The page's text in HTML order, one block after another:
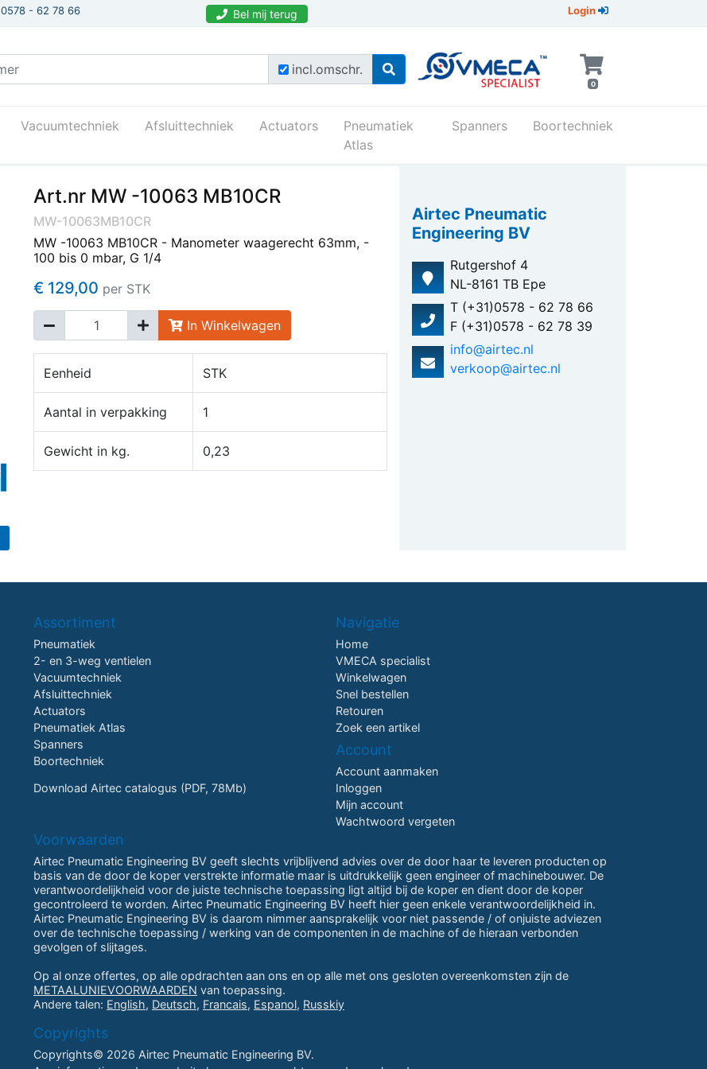
0578 - 62 78 66 Bel mij terug Login
incl.omschr.
0
Vacuumtechniek Afsluittechniek Actuators
Pneumatiek
Atlas
Spanners Boortechniek
Art.nr MW -10063 MB10CR
MW-10063MB10CR
MW -10063 MB10CR - Manometer waagerecht 63mm, -
100 bis 0 mbar, G 1/4
€ 129,00 per STK
In Winkelwagen
Eenheid STK
Aantal in verpakking 1
Gewicht in kg. 0,23
Airtec Pneumatic
Engineering BV
Rutgershof 4
NL-8161 TB Epe
T (+31)0578 - 62 78 66
F (+31)0578 - 62 78 39
info@airtec.nl
verkoop@airtec.nl
Assortiment
Pneumatiek
2- en 3-weg ventielen
Vacuumtechniek
Afsluittechniek
Actuators
Pneumatiek Atlas
Spanners
Boortechniek
Download Airtec catalogus (PDF, 78Mb)
Navigatie
Home
VMECA specialist
Winkelwagen
Snel bestellen
Retouren
Zoek een artikel
Account
Account aanmaken
Inloggen
Mijn account
Wachtwoord vergeten
Voorwaarden
Airtec Pneumatic Engineering BV geeft slechts vrijblijvend advies over de door haar te leveren producten op
basis van de door de koper verstrekte informatie maar is uitdrukkelijk geen engineer of machinebouwer. De
verantwoordelijkheid voor de juiste technische toepassing ligt altijd bij de koper en dient door de koper
gecontroleerd te worden. Airtec Pneumatic Engineering BV heeft hier geen enkele verantwoordelijkheid in.
Airtec Pneumatic Engineering BV is daarom nimmer aansprakelijk voor niet passende / of onjuiste adviezen
over de technische toepassing / werking van de componenten in de machine of de hieraan verbonden
gevolgen of slijtages.
Op al onze offertes, op alle opdrachten aan ons en op alle met ons gesloten overeenkomsten zijn de
METAALUNIEVOORWAARDEN van toepassing.
Andere talen: English, Deutsch, Francais, Espanol, Russkiy
Copyrights
Copyrights© 2026 Airtec Pneumatic Engineering BV.